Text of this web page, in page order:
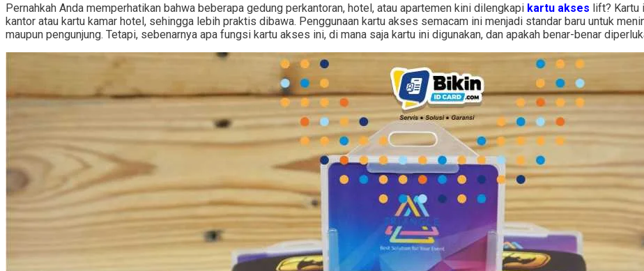
Pernahkah Anda memperhatikan bahwa beberapa gedung perkantoran, hotel, atau apartemen kini dilengkapi kartu akses lift? Kartu
kantor atau kartu kamar hotel, sehingga lebih praktis dibawa. Penggunaan kartu akses semacam ini menjadi standar baru untuk
maupun pengunjung. Tetapi, sebenarnya apa fungsi kartu akses ini, di mana saja kartu ini digunakan, dan apakah benar-benar